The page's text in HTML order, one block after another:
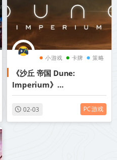
小游戏 卡牌 策略
《沙丘 帝国 Dune:
Imperium》
Build.20760467-全DLC丨
中文版网盘下载
02-03 PC游戏